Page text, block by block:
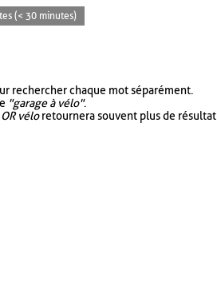
(< 30 minutes)
rechercher chaque mot séparément.
"garage à vélo".
véloretournera souvent plus de résultat